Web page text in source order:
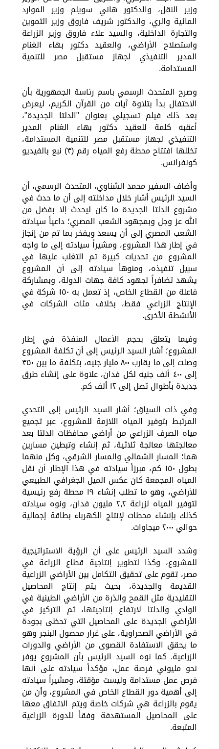
وزير النقل، والدكتور هاني سويلم وزير الموارد
المائية والري، والدكتور شريف فاروق وزير التموين
والتجارة الداخلية، والسيد علاء فاروق وزير الزراعة
واستصلاح الأراضي، والعقيد دكتور بهاء الغنام
المدير التنفيذي لجهاز مستقبل مصر للتنمية
المستدامة.
وصرح المتحدث الرسمي باسم رئاسة الجمهورية بأن
الاحتفال بدأ بتلاوة آيات من القرآن الكريم، ليعرض
بعد ذلك فيلم تسجيلي بعنوان "الدلتا الجديدة"،
أعقبه كلمة للعقيد دكتور بهاء الغنام المدير
التنفيذي لجهاز مستقبل مصر للتنمية المستدامة،
تخللها افتتاح محطة رفع المياه رقم (٣) نبع بالفيديو
كونفرانس.
وأضاف السفير محمد الشناوي، المتحدث الرسمي، أن
السيد الرئيس أشار خلال مداخلته إلى أن ما حدث في
مشروع الدلتا الجديدة ما كان ليحدث إلا بفضل من
الله عز وجل وبمجهود الشعب المصري؛ داعياً سيادته
الشعب المصري إلى أن يسعد ويفخر بما تم من إنجاز
في إطار هذا المشروع، ومشيراً سيادته إلى ما واجه
المشروع من تحديات كبيرة تم التغلب عليها في
سبيل تنفيذه، ومنوهاً سيادته إلى أن المشروع
يشهد تضافراً لجهود كافة جهات الدولة، وبمشاركة
فاعلة من القطاع الخاص، إذ تعمل به ١٥٠ شركة في
الإنتاج الزراعي فقط، بخلاف مئات الشركات في
الأنشطة الأخرى.
وفيما يتعلق بحجم الأعمال المنفذة في إطار
المشروع؛ أشار السيد الرئيس إلى أن تكلفة المشروع
وصلت إلى ما يقارب ٨٠٠ مليار جنيه، بتكلفة ما بين ٣٥٠
إلى ٤٠٠ ألف جنيه لكل فدان، علاوة على إنشاء طرق
جديدة بأطوال تصل إلى ١٢ ألف كم.
وفي ذات السياق؛ أشار السيد الرئيس إلى التحدي
المرتبط بتوفير المياه اللازمة للمشروع، عبر تجميع
مياه الصرف الزراعي من أراضي محافظات الدلتا بعد
معالجتها معالجة ثلاثية، ثم إنشاء وتبطين مسارين
هما؛ المسار الشمالي والمسار الشرقي، وكل منهما
بطول ١٥٠ كم، مبرزاً سيادته في هذا الإطار أن نقل
المياه المجمعة كان عكس الميل الجغرافي الطبيعي
للأراضي، وهو ما تطلب إنشاء ١٩ محطة رفع رئيسية
لتوفير المياه لزراعة ٢,٢ مليون فدان، ونوه سيادته
كذلك بإنشاء محطات لإنتاج الكهرباء بطاقة إجمالية
حوالي ٢٠٠٠ ميجاوات.
وشدد السيد الرئيس على أن الرؤية الاستراتيجية
للمشروع، وكذا لتطوير إنتاجية قطاع الزراعة في
مصر، تقوم على تحقيق التكامل بين الأراضي الزراعية
القديمة والجديدة، بحيث يتم إنتاج المحاصيل
التقليدية مثل القمح والذرة من الأراضي الطينية في
الوادي والدلتا لارتفاع إنتاجيتها، ثم التركيز في
الأراضي الجديدة على المحاصيل التي تحظى بجودة
في الأراضي الصحراوية، على غرار محصول البنجر وهو
ما يحقق الاستفادة القصوى من الأراضي والدورات
الزراعية. كما نوه السيد الرئيس بأن المشروع يوفر
نحو مليوني فرصة عمل، مؤكداً سيادته على أنها
فرص عمل مستدامة وليست مؤقتة، ومشيراً سيادته
إلى أهمية دور القطاع الخاص في المشروع، وأن من
يقوم بالزراعة هي شركات خاصة ويتم الاتفاق معها
على المحاصيل المستهدفة وفقاً للدورة الزراعية
المتبعة.